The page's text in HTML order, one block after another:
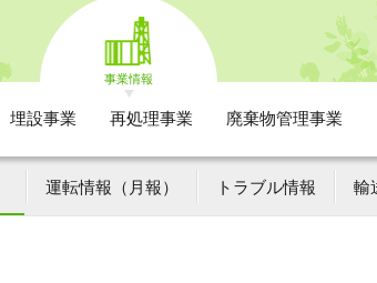
事業情報
埋設事業 再処理事業 廃棄物管理事業
運転情報（月報） トラブル情報 輸